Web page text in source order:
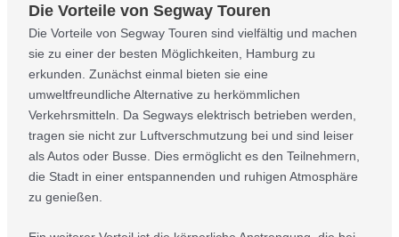
Die Vorteile von Segway Touren
Die Vorteile von Segway Touren sind vielfältig und machen
sie zu einer der besten Möglichkeiten, Hamburg zu
erkunden. Zunächst einmal bieten sie eine
umweltfreundliche Alternative zu herkömmlichen
Verkehrsmitteln. Da Segways elektrisch betrieben werden,
tragen sie nicht zur Luftverschmutzung bei und sind leiser
als Autos oder Busse. Dies ermöglicht es den Teilnehmern,
die Stadt in einer entspannenden und ruhigen Atmosphäre
zu genießen.